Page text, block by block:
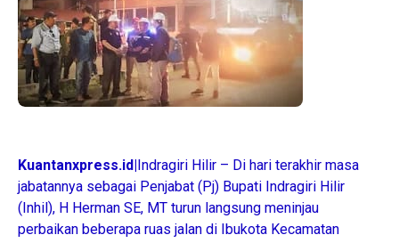
Kuantanxpress.id|Indragiri Hilir – Di hari terakhir masa
jabatannya sebagai Penjabat (Pj) Bupati Indragiri Hilir
(Inhil), H Herman SE, MT turun langsung meninjau
perbaikan beberapa ruas jalan di Ibukota Kecamatan